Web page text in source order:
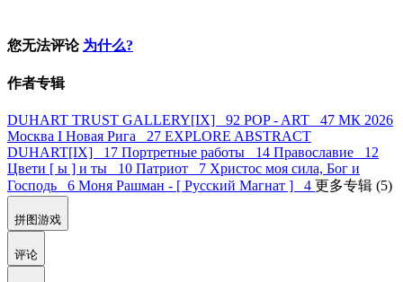
您无法评论 为什么?
作者专辑
DUHART TRUST GALLERY[IX] 92 POP - ART 47 МК 2026
Москва I Новая Рига 27 EXPLORE ABSTRACT
DUHART[IX] 17 Портретные работы 14 Православие 12
Цвети [ ы ] и ты 10 Патриот 7 Христос моя сила, Бог и
Господь 6 Моня Рашман - [ Русский Магнат ] 4 更多专辑 (5)
拼图游戏
评论